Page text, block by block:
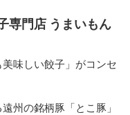
専門店 うまいもん
味しい餃子」がコンセ
州の銘柄豚「とこ豚」